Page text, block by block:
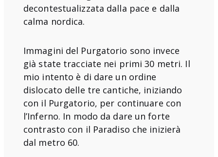
decontestualizzata dalla pace e dalla
calma nordica.
Immagini del Purgatorio sono invece
già state tracciate nei primi 30 metri. Il
mio intento è di dare un ordine
dislocato delle tre cantiche, iniziando
con il Purgatorio, per continuare con
l’Inferno. In modo da dare un forte
contrasto con il Paradiso che inizierà
dal metro 60.